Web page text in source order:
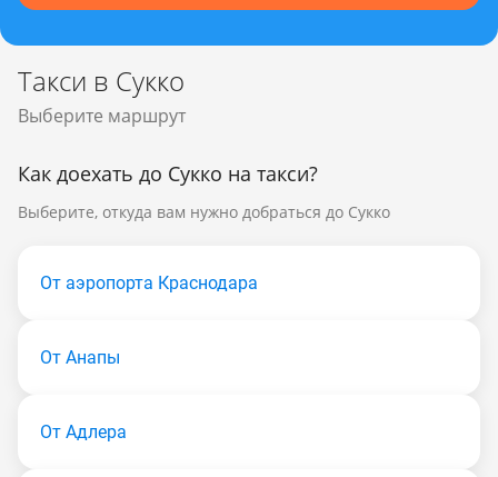
Такси в Сукко
Выберите маршрут
Как доехать до Сукко на такси?
Выберите, откуда вам нужно добраться до Сукко
От аэропорта Краснодара
От Анапы
От Адлера